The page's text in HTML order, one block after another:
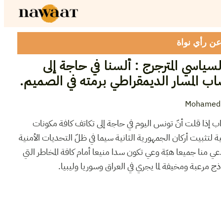
عن رأي نواة
المترجرج : ألسنا في حاجة إلى
المسار الديمقراطي برمته في الصميم.
إذا قلت أنّ تونس اليوم في حاجة إلى تكاتف كافة مكونات
لتثبيت أركان الجمهورية الثانية سيما في ظلّ التحديات الأمنية
منا جميعا هبّة وعي تكون سدا منيعا أمام كافة المخاطر التي
مرعبة ومخيفة لما يجري في العراق وسوريا وليبيا.